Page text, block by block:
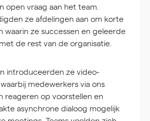
open vraag aan het team.
ze afdelingen aan om korte
waarin ze successen en geleerde
de rest van de organisatie.
introduceerden ze video-
medewerkers via ons
reageren op voorstellen en
asynchrone dialoog mogelijk